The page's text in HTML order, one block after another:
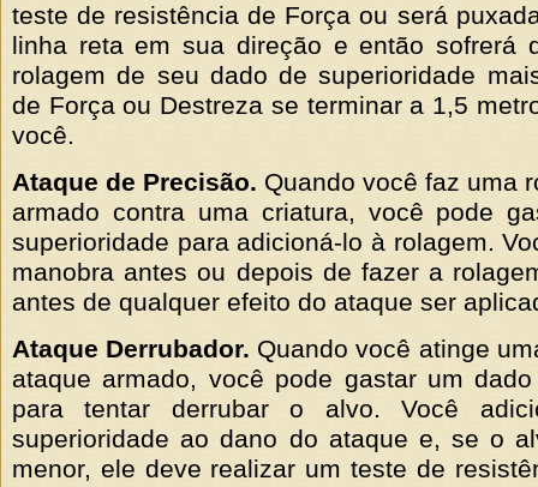
teste de resistência de Força ou será
linha reta em sua direção e então sofrerá
rolagem de seu dado de superioridade
de Força ou Destreza se terminar a 1,5
você.
Ataque de Precisão. Quando você faz uma
armado contra uma criatura, você pode
superioridade para adicioná-lo à rolagem.
manobra antes ou depois de fazer a
antes de qualquer efeito do ataque ser
Ataque Derrubador. Quando você atinge
ataque armado, você pode gastar um
para tentar derrubar o alvo. Você
superioridade ao dano do ataque e, se o
menor, ele deve realizar um teste de